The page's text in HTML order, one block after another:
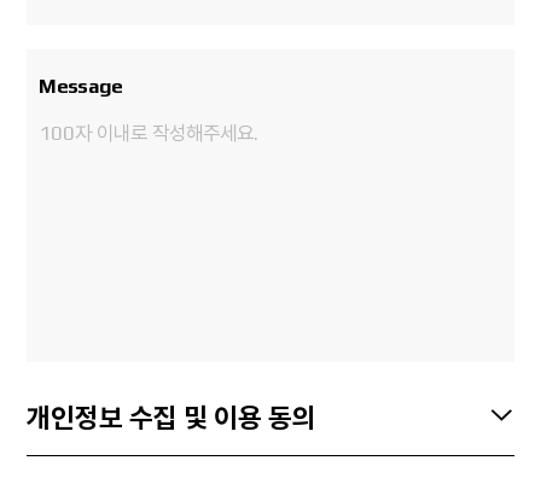
Message
개인정보 수집 및 이용 동의